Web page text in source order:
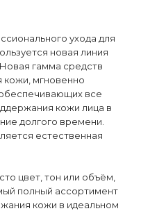
ухода для
новая линия
гамма средств
кожи, мгновенно
все
кожи лица в
долгого времени.
естественная
цвет, тон или объём,
полный ассортимент
кожи в идеальном